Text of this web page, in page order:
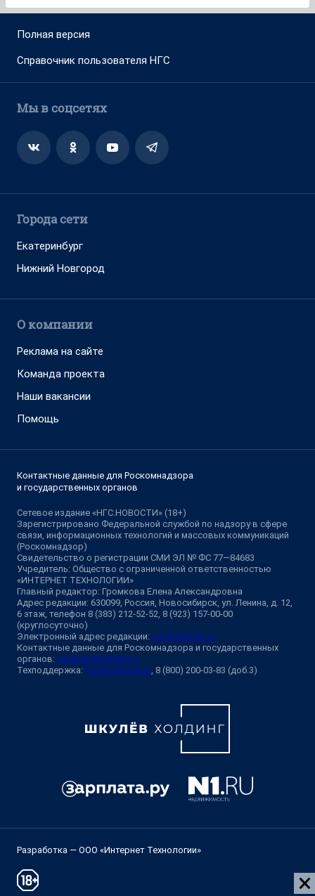
Полная версия
Справочник пользователя НГС
Мы в соцсетях
Города сети
Екатеринбург
Нижний Новгород
О компании
Реклама на сайте
Команда проекта
Наши вакансии
Помощь
Контактные данные для Роскомнадзора
и государственных органов
Сетевое издание «НГС.НОВОСТИ» (18+)
Зарегистрировано Федеральной службой по надзору в сфере
связи, информационных технологий и массовых коммуникаций
(Роскомнадзор)
Свидетельство о регистрации СМИ ЭЛ № ФС 77—84683
Учредитель: Общество с ограниченной ответственностью
«ИНТЕРНЕТ ТЕХНОЛОГИИ»
Главный редактор: Громкова Елена Александровна
Адрес редакции: 630099, Россия, Новосибирск, ул. Ленина, д. 12,
6 этаж, телефон 8 (383) 212-52-52, 8 (923) 157-00-00
(круглосуточно)
Электронный адрес редакции: ngs@shkulev.ru
Контактные данные для Роскомнадзора и государственных
органов: juristnsk@shkulev.ru
Техподдержка: help@shkulev.ru, 8 (800) 200-03-83 (доб.3)
Разработка — ООО «Интернет Технологии»